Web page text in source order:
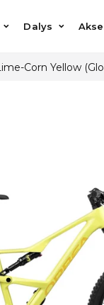
Dalys
Corn Yellow